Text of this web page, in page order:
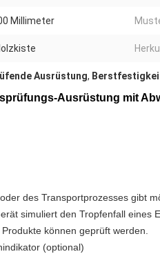
Millimeter
Ausrüstung,
Ausrüstung mit
des Transportprozesses gibt
simuliert den Tropfenfall eines
können geprüft werden.
(optional)